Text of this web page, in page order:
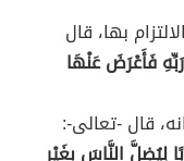
بها، قال
فَأَعْرَضَ عَنْهَا
قال -تعالى-:
لِيُضِلَّ النَّاسَ بِغَيْرِ